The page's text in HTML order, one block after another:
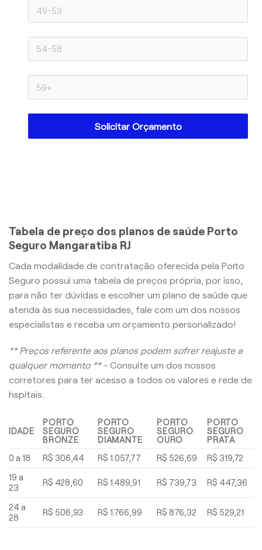
Solicitar Orçamento
Tabela de preço dos planos de saúde Porto
Seguro Mangaratiba RJ
Cada modalidade de contratação oferecida pela Porto
Seguro possui uma tabela de preços própria, por isso,
para não ter dúvidas e escolher um plano de saúde que
atenda às sua necessidades, fale com um dos nossos
especialistas e receba um orçamento personalizado!
** Preços referente aos planos podem sofrer reajuste a
qualquer momento ** - Consulte um dos nossos
corretores para ter acesso a todos os valores e rede de
hspitais.
IDADE
PORTO
SEGURO
BRONZE
PORTO
SEGURO
DIAMANTE
PORTO
SEGURO
OURO
PORTO
SEGURO
PRATA
0 a 18
R$ 306,44 R$ 1.057,77 R$ 526,69
R$ 319,72
19 a
23
R$ 428,60 R$ 1.489,91 R$ 739,73 R$ 447,36
24 a
28
R$ 506,93 R$ 1.766,99 R$ 876,32 R$ 529,21